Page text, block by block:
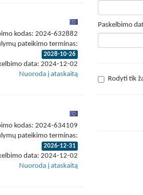
kodas: 2024-632882
pateikimo terminas:
2028-10-26
data: 2024-12-02
Nuoroda į ataskaitą
kodas: 2024-634109
pateikimo terminas:
2026-12-31
data: 2024-12-02
Nuoroda į ataskaitą
Paskelbimo
Rodyti tik